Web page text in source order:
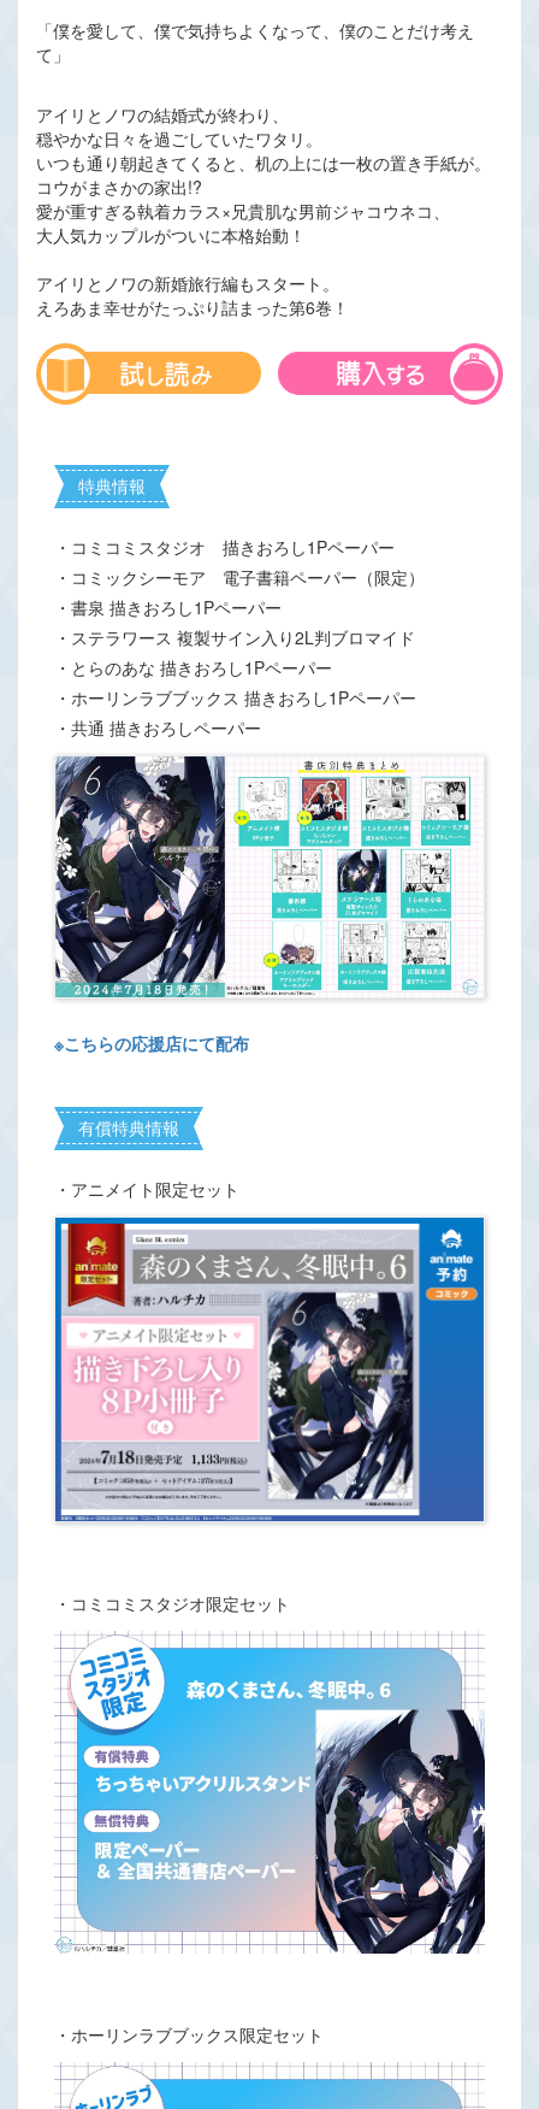
「僕を愛して、僕で気持ちよくなって、僕のことだけ考え
て」
アイリとノワの結婚式が終わり、
穏やかな日々を過ごしていたワタリ。
いつも通り朝起きてくると、机の上には一枚の置き手紙が。
コウがまさかの家出!?
愛が重すぎる執着カラス×兄貴肌な男前ジャコウネコ、
大人気カップルがついに本格始動！
アイリとノワの新婚旅行編もスタート。
えろあま幸せがたっぷり詰まった第6巻！
特典情報
・コミコミスタジオ 描きおろし1Pペーパー
・コミックシーモア 電子書籍ペーパー（限定）
・書泉 描きおろし1Pペーパー
・ステラワース 複製サイン入り2L判ブロマイド
・とらのあな 描きおろし1Pペーパー
・ホーリンラブブックス 描きおろし1Pペーパー
・共通 描きおろしペーパー
※こちらの応援店にて配布
有償特典情報
・アニメイト限定セット
・コミコミスタジオ限定セット
・ホーリンラブブックス限定セット